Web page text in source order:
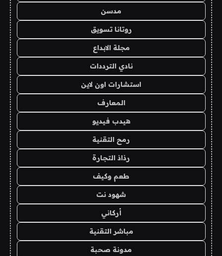
مدسن
روتانا تسويق
مجلة الابداع
نادي الترددات
استشارات اون لاين
المعارف
هيدب فيديو
رمح التقنية
رذاذ التجارة
طعم وكيف
شهود نت
أركاني
مباشر التقنية
مدونة صحبة